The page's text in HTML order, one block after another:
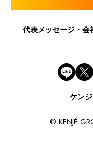
代表メッセージ・会
ケン
© KENJÉ